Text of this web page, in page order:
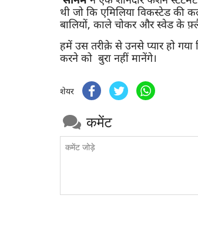
थी जो कि एमिलिया विकस्टेड
बालियों, काले चोकर और स्वेड के
हमें उस तरीक़े से उनसे प्यार हो
करने को बुरा नहीं मानेंगे।
शेयर
कमेंट